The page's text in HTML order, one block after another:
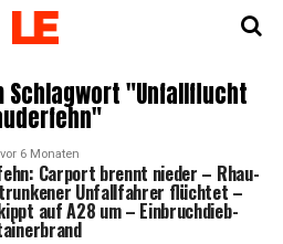
Schlagwort "Unfallflucht
vor 6 Monaten
Car­port brennt nie­der – Rhau­
Unfall­fah­rer flüch­tet –
auf A28 um – Ein­bruch­dieb­